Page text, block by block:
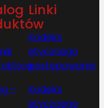
–
Linki
Kodeks
etycznego
postępowania
Kodeks
etycznego